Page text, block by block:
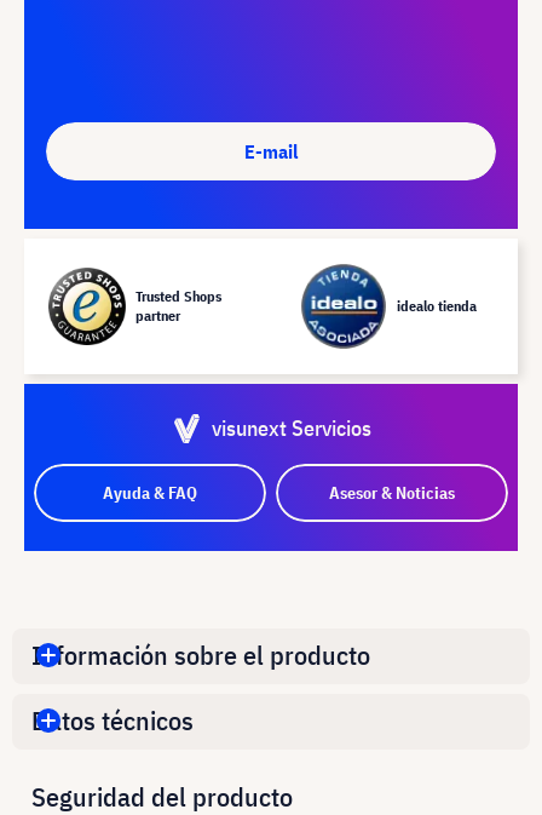
E-mail
Trusted Shops
partner
idealo tienda
visunext Servicios
Ayuda & FAQ Asesor & Noticias
Información sobre el producto
Datos técnicos
Seguridad del producto